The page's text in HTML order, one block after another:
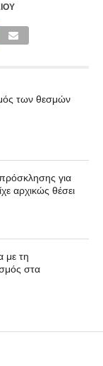
των θεσμών
για
αρχικώς θέσει
με τη
στα